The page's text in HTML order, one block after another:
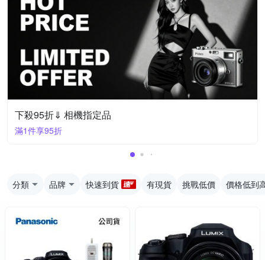
下殺95折⇓ 相機指定品
滿1件享95折
分類 品牌 快速到貨 有現貨 挑戰低價 價格低到